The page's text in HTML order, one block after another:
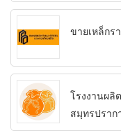
ขายเหล็กร
โรงงานผลิ
สมุทรปราก